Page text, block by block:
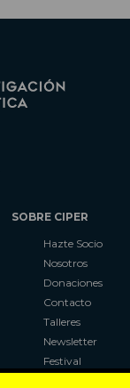
SOBRE CIPER
Hazte Socio
Nosotros
Donaciones
Contacto
Talleres
Newsletter
Festival